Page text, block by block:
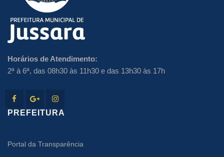
Horários de Atendimento:
2ª à 6ª, das 08h30 às 11h30 e das 13h30 às 17h
PREFEITURA
Portal da Transparência